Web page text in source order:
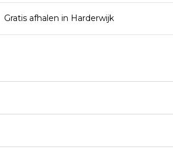
Gratis afhalen in Harderwijk